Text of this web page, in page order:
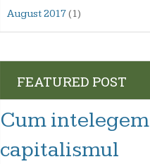
August 2017(1)
FEATURED POST
Cum intelegem
capitalismul